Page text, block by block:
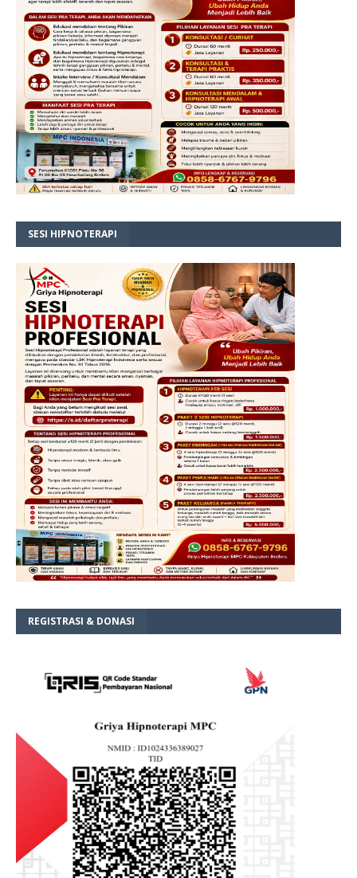
SESI HIPNOTERAPI
REGISTRASI & DONASI